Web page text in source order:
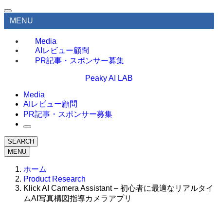
MENU
Media
AIレビュー顧問
PR記事・スポンサー募集
Peaky AI LAB
Media
AIレビュー顧問
PR記事・スポンサー募集
SEARCH
MENU
ホーム
Product Research
Klick AI Camera Assistant – 初心者に最適なリアルタイ
ムAI写真構図指導カメラアプリ